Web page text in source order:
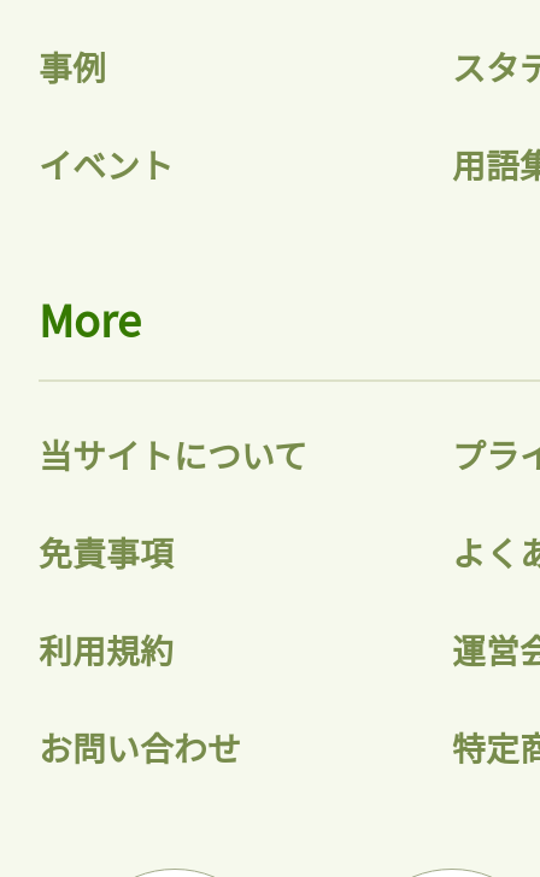
事例 スタ
イベント 用語
More
当サイトについて プラ
免責事項 よく
利用規約 運営
お問い合わせ 特定